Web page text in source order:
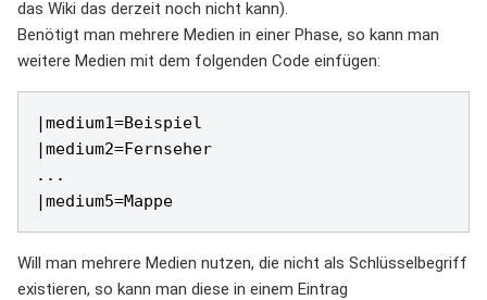
das Wiki das derzeit noch nicht kann).
Benötigt man mehrere Medien in einer Phase, so kann man
weitere Medien mit dem folgenden Code einfügen:
|medium1=Beispiel
|medium2=Fernseher
...
Will man mehrere Medien nutzen, die nicht als Schlüsselbegriff
existieren, so kann man diese in einem Eintrag